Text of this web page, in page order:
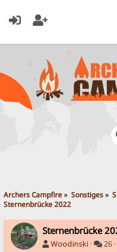
Archers Campfire» Sonstiges»
Sternenbrücke 2022
Sternenbrücke
Woodinski · 26